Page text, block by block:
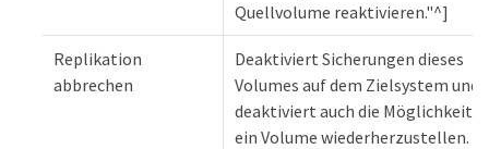
Quellvolume reaktivieren."^]
Replikation
abbrechen
Deaktiviert Sicherungen dieses
Volumes auf dem Zielsystem und
deaktiviert auch die Möglichkeit,
ein Volume wiederherzustellen.